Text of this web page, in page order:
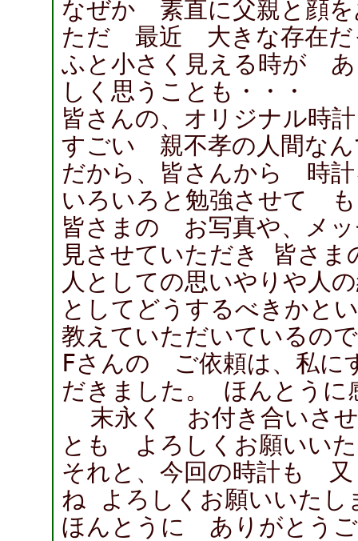
なぜか 素直に父親と顔を
ただ 最近 大きな存在だ
ふと小さく見える時が
しく思うことも・・・
皆さんの、オリジナル時
すごい 親不孝の人間なん
だから、皆さんから 時
いろいろと勉強させて
皆さまの お写真や、メ
見させていただき 皆さま
人としての思いやりや人
としてどうするべきかと
教えていただいているの
Fさんの ご依頼は、私に
だきました。 ほんとうに
末永く お付き合いさせ
とも よろしくお願いい
それと、今回の時計も
ね よろしくお願いいたし
ほんとうに ありがとう